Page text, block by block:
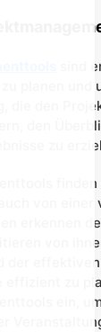
sind
zu planen
die den
den
zu
auch von
erkennen
von
der
effizient zu
ein,